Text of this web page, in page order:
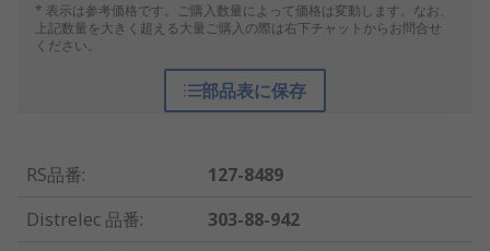
* 表示は参考価格です。ご購入数量によって価格は変動します。なお、
上記数量を大きく超える大量ご購入の際は右下チャットからお問合せ
ください。
部品表に保存
RS品番:
127-8489
Distrelec 品番:
303-88-942